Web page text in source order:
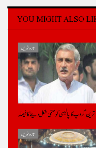
YOU MIGHT ALSO
تازہ خبریں
ترین گروپ کا پالیسی کو حتمی شکل دینے کا فیصلہ
تازہ خبریں